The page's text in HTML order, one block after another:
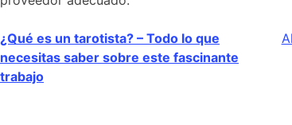
Navegación
De
¿Qué es un tarotista? – Todo lo que
necesitas saber sobre este fascinante
trabajo